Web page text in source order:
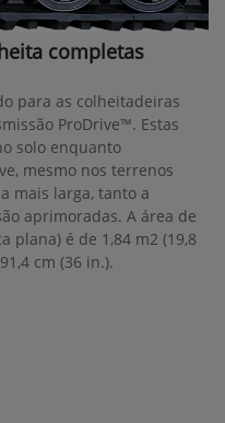
completas
para as colheitadeiras
ProDrive™. Estas
solo enquanto
mesmo nos terrenos
mais larga, tanto a
aprimoradas. A área de
plana) é de 1,84 m2 (19,8
cm (36 in.).